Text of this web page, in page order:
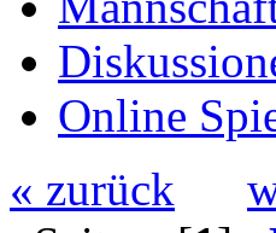
Online
« zurück